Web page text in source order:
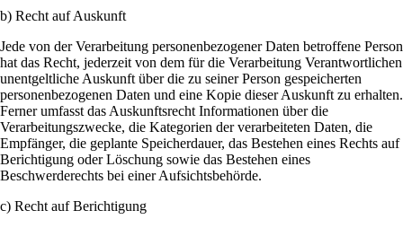
b) Recht auf Auskunft
Jede von der Verarbeitung personenbezogener Daten betroffene Person
hat das Recht, jederzeit von dem für die Verarbeitung Verantwortlichen
unentgeltliche Auskunft über die zu seiner Person gespeicherten
personenbezogenen Daten und eine Kopie dieser Auskunft zu erhalten.
Ferner umfasst das Auskunftsrecht Informationen über die
Verarbeitungszwecke, die Kategorien der verarbeiteten Daten, die
Empfänger, die geplante Speicherdauer, das Bestehen eines Rechts auf
Berichtigung oder Löschung sowie das Bestehen eines
Beschwerderechts bei einer Aufsichtsbehörde.
c) Recht auf Berichtigung